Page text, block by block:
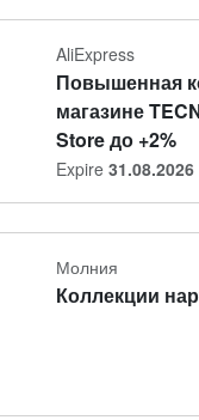
AliExpress
Повышенная
магазине
Store до +2%
Expire 31.08.2026
Молния
Коллекции